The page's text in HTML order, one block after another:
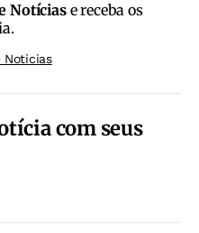
Notíciase receba os
Noticias
com seus